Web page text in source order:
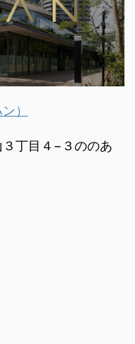
）
丁目４−３ののあ